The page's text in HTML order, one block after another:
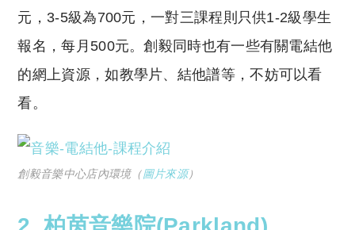
元， 3-5級為700元，一對三課程則只供1-2級學生
報名，每月 500元。創毅同時也有一些有關電結他
的網上資源，如教學片、結他譜等，不妨可以看
看。
創毅音樂中心店內環境（圖片來源）